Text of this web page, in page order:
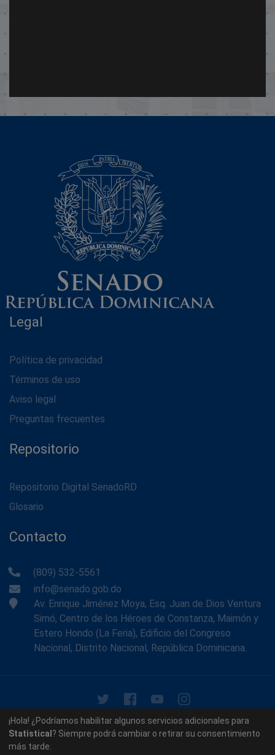
Legal
Política de privacidad
Términos de uso
Aviso legal
Preguntas frecuentes
Repositorio
Repositorio Digital SenadoRD
Glosario
Contacto
(809) 532-5561
info@senado.gob.do
Av. Enrique Jiménez Moya, Esq. Juan de Dios Ventura
Simó, Centro de los Héroes de Constanza, Maimón y
Estero Hondo (La Feria), Edificio del Congreso
Nacional, Distrito Nacional, República Dominicana.
© 2026 - Memoria Histórica del Senado de la República
Dominicana. Todos los derechos reservados.
¡Hola! ¿Podríamos habilitar algunos servicios adicionales para
Statistical ? Siempre podrá cambiar o retirar su consentimiento
más tarde.